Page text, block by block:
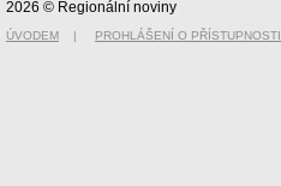
2026 © Regionální noviny
ÚVODEM | PROHLÁŠENÍ O PŘÍSTUPNOSTI